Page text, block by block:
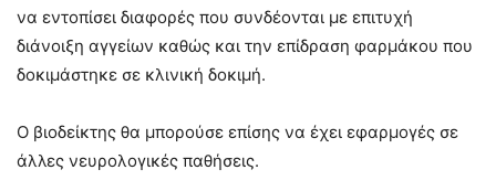
να εντοπίσει διαφορές που συνδέονται με επιτυχή
διάνοιξη αγγείων καθώς και την επίδραση φαρμάκου που
δοκιμάστηκε σε κλινική δοκιμή.
Ο βιοδείκτης θα μπορούσε επίσης να έχει εφαρμογές σε
άλλες νευρολογικές παθήσεις.